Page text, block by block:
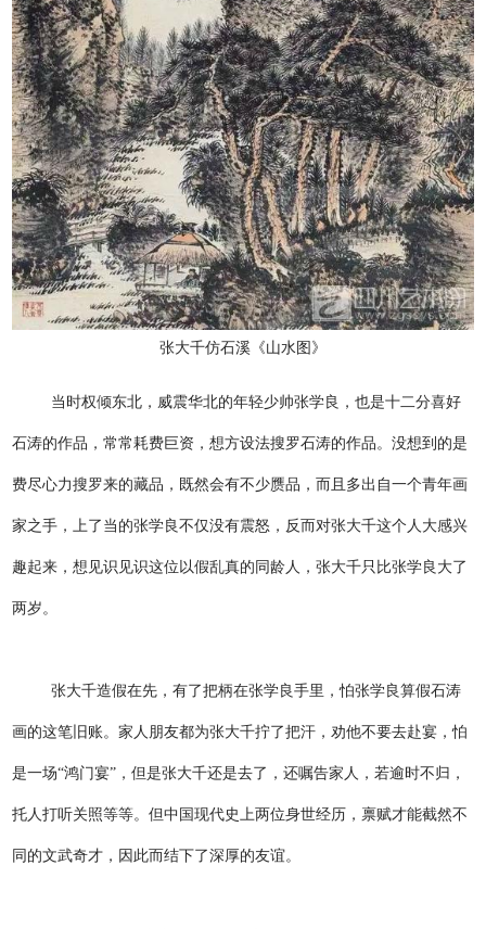
张大千仿石溪《山水图》
当时权倾东北，威震华北的年轻少帅张学良，也是十二分喜好
石涛的作品，常常耗费巨资，想方设法搜罗石涛的作品。没想到的是
费尽心力搜罗来的藏品，既然会有不少赝品，而且多出自一个青年画
家之手，上了当的张学良不仅没有震怒，反而对张大千这个人大感兴
趣起来，想见识见识这位以假乱真的同龄人，张大千只比张学良大了
两岁。
张大千造假在先，有了把柄在张学良手里，怕张学良算假石涛
画的这笔旧账。家人朋友都为张大千拧了把汗，劝他不要去赴宴，怕
是一场“鸿门宴”，但是张大千还是去了，还嘱告家人，若逾时不归，
托人打听关照等等。但中国现代史上两位身世经历，禀赋才能截然不
同的文武奇才，因此而结下了深厚的友谊。